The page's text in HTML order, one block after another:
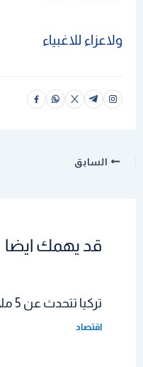
ولاعزاء للاغبياء
السابق
قد يهمك ايضا
تركيا تتحدث عن 5 ملايين سائح روسي
اقتصاد